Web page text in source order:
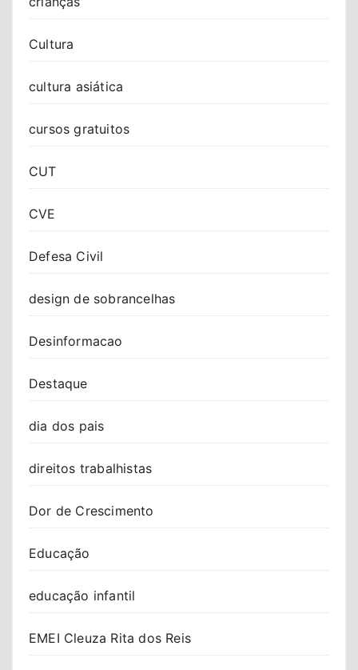
Cultura
cultura asiática
cursos gratuitos
CUT
CVE
Defesa Civil
design de sobrancelhas
Desinformacao
Destaque
dia dos pais
direitos trabalhistas
Dor de Crescimento
Educação
educação infantil
EMEI Cleuza Rita dos Reis